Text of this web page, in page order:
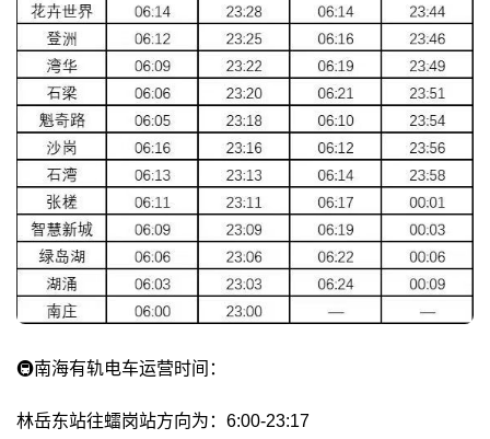
🚇南海有轨电车运营时间：
林岳东站往𧒽岗站方向为：6:00-23:17